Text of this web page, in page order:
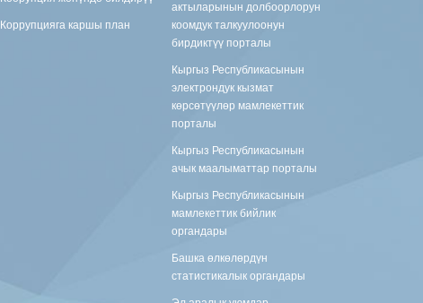
Коррупцияга каршы план
актыларынын долбоорлорун
коомдук талкуулоонун
бирдиктүү порталы
Кыргыз Республикасынын
электрондук кызмат
көрсөтүүлөр мамлекеттик
порталы
Кыргыз Республикасынын
ачык маалыматтар порталы
Кыргыз Республикасынын
мамлекеттик бийлик
органдары
Башка өлкөлөрдүн
статистикалык органдары